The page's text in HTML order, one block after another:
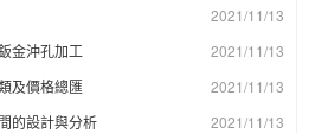
2021/11/13
2021/11/13
金沖孔加工
2021/11/13
及價格總匯
2021/11/13
的設計與分析